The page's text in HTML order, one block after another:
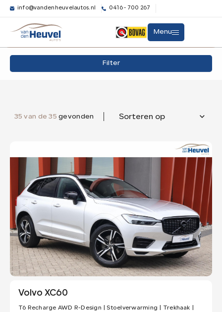
info@vandenheuvelautos.nl 0416 - 700 267
Menu
Aanbod
Verkocht
Contact
Maak een afspraak
Filter
Merk
Brandstof
Elektrisch 2 Hybride (Benzine) 31 Benzine
Kleur
Kleur
35 van de 35 gevonden Sorteren op
Volvo XC60
T6 Recharge AWD R-Design | Stoelverwarming | Trekhaak |